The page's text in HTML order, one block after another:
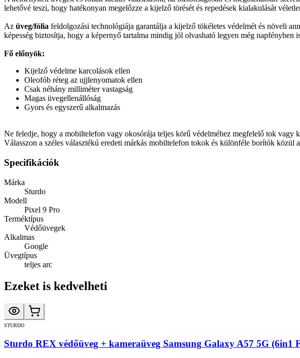
lehetővé teszi, hogy hatékonyan megelőzze a kijelző törését és repedések kialakulását
Az üveg/fólia feldolgozási technológiája garantálja a kijelző tökéletes védelmét és növeli
képesség biztosítja, hogy a képernyő tartalma mindig jól olvasható legyen még napfényben
Fő előnyök:
Kijelző védelme karcolások ellen
Oleofób réteg az ujjlenyomatok ellen
Csak néhány milliméter vastagság
Magas üvegellenállóság
Gyors és egyszerű alkalmazás
Ne feledje, hogy a mobiltelefon vagy okosórája teljes körű védelméhez megfelelő tok vagy
Válasszon a széles választékú eredeti márkás mobiltelefon tokok és különféle borítók közül a
Specifikációk
Márka
Sturdo
Modell
Pixel 9 Pro
Terméktípus
Védőüvegek
Alkalmas
Google
Üvegtípus
teljes arc
Ezeket is kedvelheti
STURDO
Sturdo REX védőüveg + kameraüveg Samsung Galaxy A57 5G (6in1